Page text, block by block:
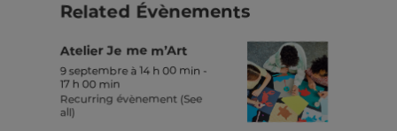
Related Évènements
Atelier Je me m’Art
9 septembre à 14 h 00 min -
17 h 00 min
Recurring évènement (See
all)